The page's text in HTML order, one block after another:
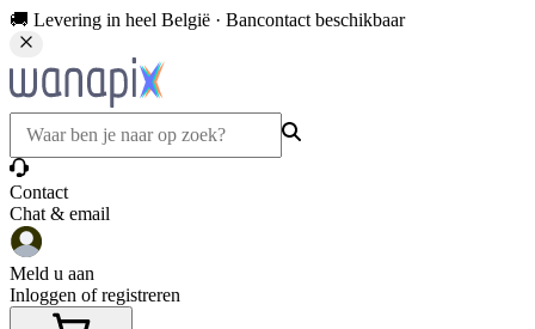
🚚 Levering in heel België · Bancontact beschikbaar
Contact
Chat & email
Meld u aan
Inloggen of registreren